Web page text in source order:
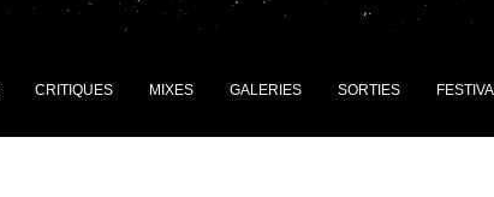
CRITIQUES MIXES GALERIES SORTIES